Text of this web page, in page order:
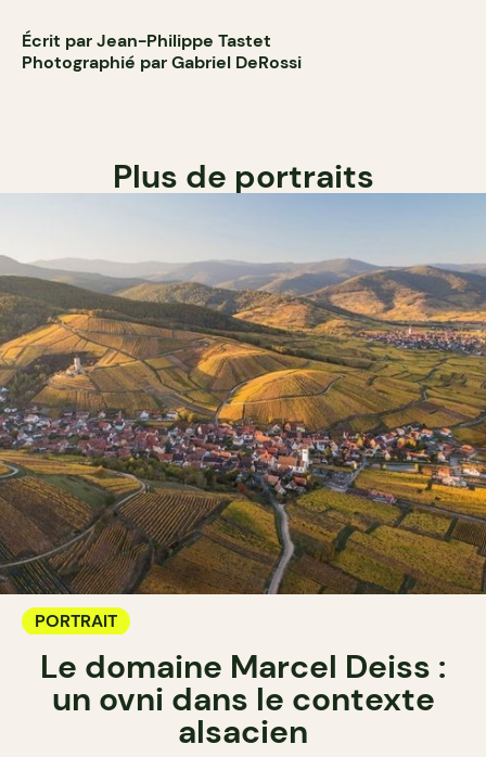
Écrit par Jean-Philippe Tastet
Photographié par Gabriel DeRossi
Plus de portraits
PORTRAIT
Le domaine Marcel Deiss :
un ovni dans le contexte
alsacien